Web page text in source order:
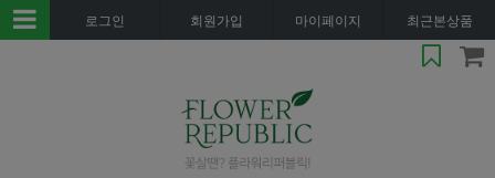
로그인 회원가입 마이페이지 최근본상품